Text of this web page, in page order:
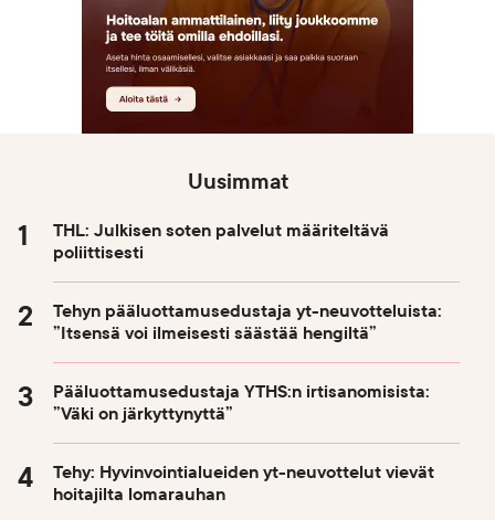
Uusimmat
THL: Julkisen soten palvelut määriteltävä
poliittisesti
Tehyn pääluottamusedustaja yt-neuvotteluista:
”Itsensä voi ilmeisesti säästää hengiltä”
Pääluottamusedustaja YTHS:n irtisanomisista:
”Väki on järkyttynyttä”
Tehy: Hyvinvointialueiden yt-neuvottelut vievät
hoitajilta lomarauhan